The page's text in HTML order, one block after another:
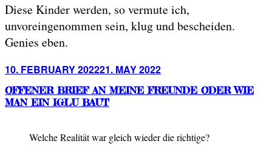
Diese Kinder werden, so vermute ich,
unvoreingenommen sein, klug und bescheiden.
Genies eben.
Posted
10. FEBRUARY 202221. MAY 2022
OFFENER BRIEF AN MEINE FREUNDE ODER WIE
MAN EIN IGLU BAUT
Welche Realität war gleich wieder die richtige?